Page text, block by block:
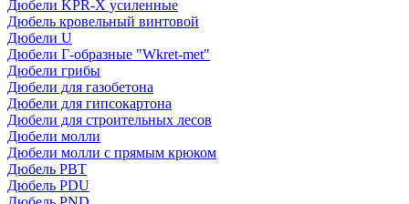
Дюбели KPR-Х усиленные
Дюбель кровельный винтовой
Дюбели U
Дюбели Г-образные "Wkret-met"
Дюбели грибы
Дюбели для газобетона
Дюбели для гипсокартона
Дюбели для строительных лесов
Дюбели молли
Дюбели молли с прямым крюком
Дюбель PBT
Дюбель PDU